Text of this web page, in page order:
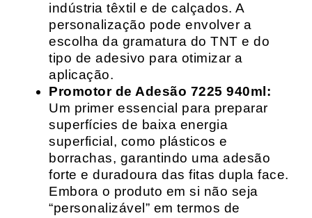
indústria têxtil e de calçados. A
personalização pode envolver a
escolha da gramatura do TNT e do
tipo de adesivo para otimizar a
aplicação.
Promotor de Adesão 7225 940ml:
Um primer essencial para preparar
superfícies de baixa energia
superficial, como plásticos e
borrachas, garantindo uma adesão
forte e duradoura das fitas dupla face.
Embora o produto em si não seja
“personalizável” em termos de